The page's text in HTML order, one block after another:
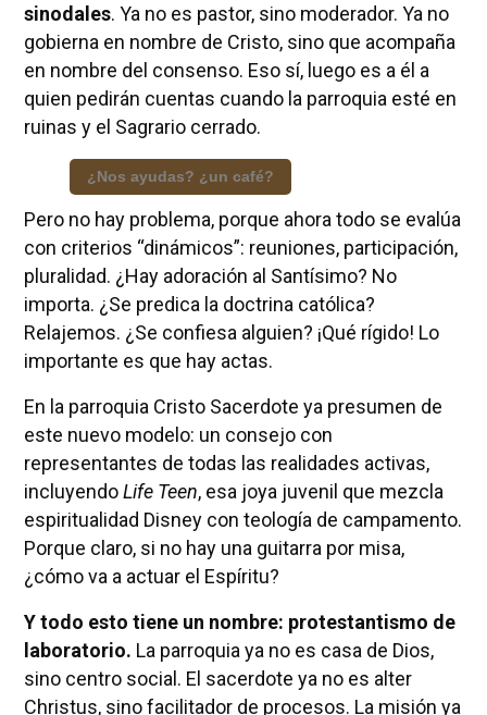
sinodales. Ya no es pastor, sino moderador. Ya no
gobierna en nombre de Cristo, sino que acompaña
en nombre del consenso. Eso sí, luego es a él a
quien pedirán cuentas cuando la parroquia esté en
ruinas y el Sagrario cerrado.
¿Nos ayudas? ¿un café?
Pero no hay problema, porque ahora todo se evalúa
con criterios “dinámicos”: reuniones, participación,
pluralidad. ¿Hay adoración al Santísimo? No
importa. ¿Se predica la doctrina católica?
Relajemos. ¿Se confiesa alguien? ¡Qué rígido! Lo
importante es que hay actas.
En la parroquia Cristo Sacerdote ya presumen de
este nuevo modelo: un consejo con
representantes de todas las realidades activas,
incluyendoLife Teen, esa joya juvenil que mezcla
espiritualidad Disney con teología de campamento.
Porque claro, si no hay una guitarra por misa,
¿cómo va a actuar el Espíritu?
Y todo esto tiene un nombre: protestantismo de
laboratorio. La parroquia ya no es casa de Dios,
sino centro social. El sacerdote ya no es alter
Christus, sino facilitador de procesos. La misión ya